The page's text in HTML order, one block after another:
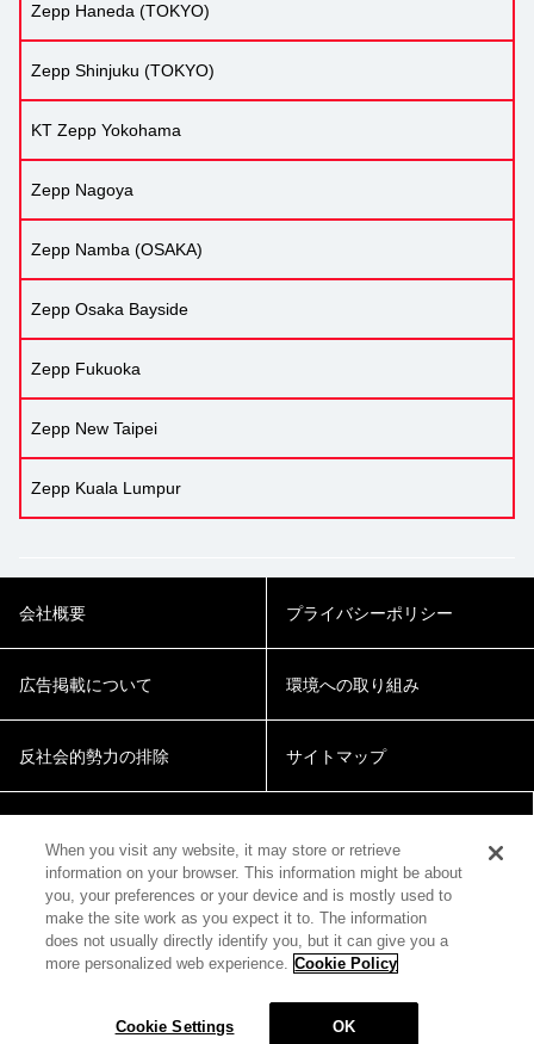
Zepp Haneda (TOKYO)
Zepp Shinjuku (TOKYO)
KT Zepp Yokohama
Zepp Nagoya
Zepp Namba (OSAKA)
Zepp Osaka Bayside
Zepp Fukuoka
Zepp New Taipei
Zepp Kuala Lumpur
会社概要 プライバシーポリシー
広告掲載について 環境への取り組み
反社会的勢力の排除 サイトマップ
© 2018 Zepp Hall Network Inc.
HOME SEARCH
When you visit any website, it may store or retrieve
information on your browser. This information might be about
you, your preferences or your device and is mostly used to
make the site work as you expect it to. The information
does not usually directly identify you, but it can give you a
more personalized web experience. Cookie Policy
Cookie Settings OK